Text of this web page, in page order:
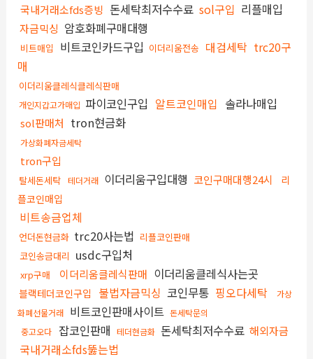
국내거래소fds증빙 돈세탁최저수수료 sol구입 리플매입
자금믹싱 암호화폐구매대행
비트매입 비트코인카드구입 이더리움전송 대검세탁 trc20구
매
이더리움클레식클레식판매
개인지갑고가매입 파이코인구입 알트코인매입 솔라나매입
sol판매처 tron현금화
가상화폐자금세탁
tron구입
탈세돈세탁 테더거래 이더리움구입대행 코인구매대행24시
리
플코인매입
비트송금업체
언더돈현금화 trc20사는법 리플코인판매
코인송금대리 usdc구입처
xrp구매 이더리움클레식판매 이더리움클레식사는곳
블랙테더코인구입 불법자금믹싱 코인무통 핑오다세탁
가상
화폐선물거래 비트코인판매사이트 돈세탁문의
중고오다
잡코인판매 테더현금화 돈세탁최저수수료 해외자금
국내거래소fds뚫는법